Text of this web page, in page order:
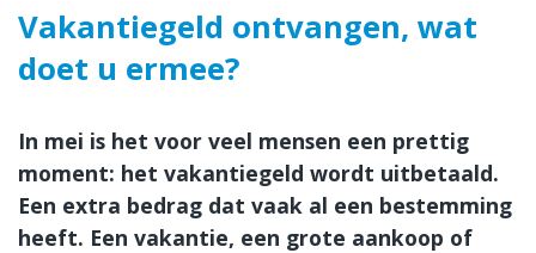
Vakantiegeld ontvangen, wat
doet u ermee?
In mei is het voor veel mensen een prettig
moment: het vakantiegeld wordt uitbetaald.
Een extra bedrag dat vaak al een bestemming
heeft. Een vakantie, een grote aankoop of